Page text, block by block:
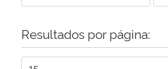
Resultados por página: